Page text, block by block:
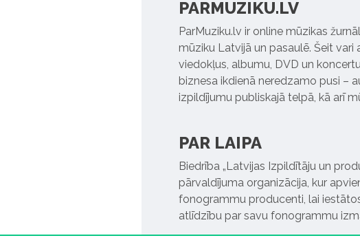
PARMUZIKU.LV
ParMuziku.lv ir online mūzikas
mūziku Latvijā un pasaulē. Šeit
viedokļus, albumu, DVD un
biznesa ikdienā neredzamo pusi –
izpildījumu publiskajā telpā, kā arī
PAR LAIPA
Biedrība „Latvijas Izpildītāju un
pārvaldījuma organizācija, kur
fonogrammu producenti, lai
atlīdzību par savu fonogrammu